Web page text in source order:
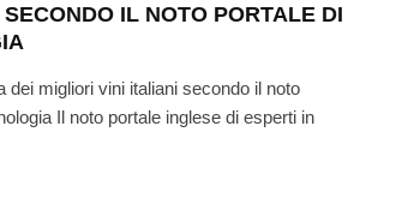
IL NOTO PORTALE DI
dei migliori vini italiani secondo il noto
Il noto portale inglese di esperti in